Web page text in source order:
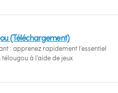
(Téléchargement)
: apprenez rapidement l’essentiel
à l’aide de jeux